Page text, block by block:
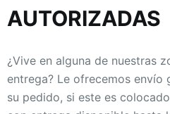
t
AUTORIZADAS
¿Vive en alguna de nuestras
entrega? Le ofrecemos
su pedido, si este es